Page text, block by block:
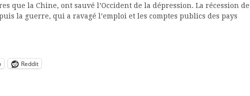
que la Chine, ont sauvé l’Occident de la dépression. La récession de
la guerre, qui a ravagé l’emploi et les comptes publics des pays
Reddit